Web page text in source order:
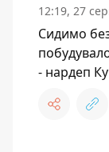
12:19, 27
Сидимо
- нардеп